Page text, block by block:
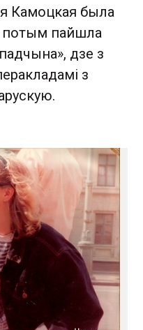
Камоцкая была
потым пайшла
дзе з
з